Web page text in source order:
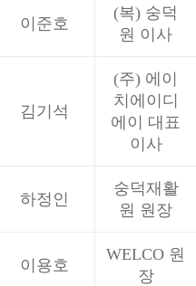
이준호
(복) 숭덕
원 이사
김기석
(주) 에이
치에이디
에이 대표
이사
하정인
숭덕재활
원 원장
이용호
WELCO 원
장